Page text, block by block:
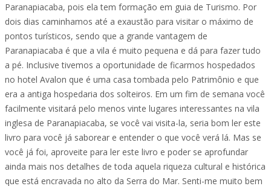
Paranapiacaba, pois ela tem formação em guia de Turismo. Por
dois dias caminhamos até a exaustão para visitar o máximo de
pontos turísticos, sendo que a grande vantagem de
Paranapiacaba é que a vila é muito pequena e dá para fazer tudo
a pé. Inclusive tivemos a oportunidade de ficarmos hospedados
no hotel Avalon que é uma casa tombada pelo Patrimônio e que
era a antiga hospedaria dos solteiros. Em um fim de semana você
facilmente visitará pelo menos vinte lugares interessantes na vila
inglesa de Paranapiacaba, se você vai visita-la, seria bom ler este
livro para você já saborear e entender o que você verá lá. Mas se
você já foi, aproveite para ler este livro e poder se aprofundar
ainda mais nos detalhes de toda aquela riqueza cultural e histórica
que está encravada no alto da Serra do Mar. Senti-me muito bem